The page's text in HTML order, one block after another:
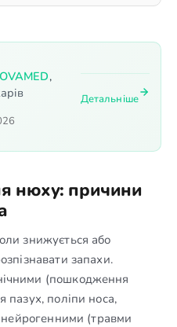
,
Детальніше
нюху: причини
знижується або
запахи.
(пошкодження
пазух, поліпи носа,
нейрогенними (травми